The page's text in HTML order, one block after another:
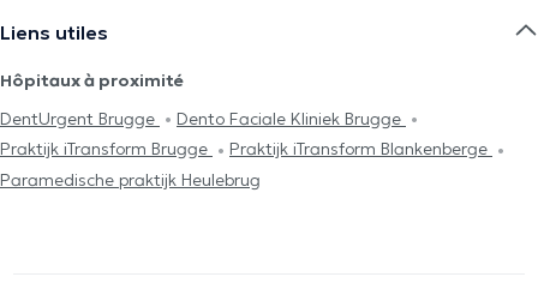
Liens utiles
Hôpitaux à proximité
DentUrgent Brugge
Dento Faciale Kliniek Brugge
Praktijk iTransform Brugge
Praktijk iTransform Blankenberge
Paramedische praktijk Heulebrug